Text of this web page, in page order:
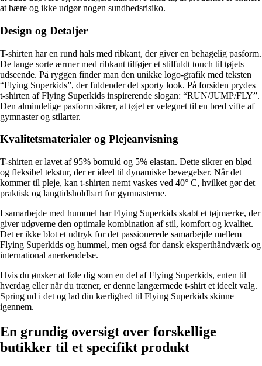
at bære og ikke udgør nogen sundhedsrisiko.
Design og Detaljer
T-shirten har en rund hals med ribkant, der giver en behagelig pasform.
De lange sorte ærmer med ribkant tilføjer et stilfuldt touch til tøjets
udseende. På ryggen finder man den unikke logo-grafik med teksten
“Flying Superkids”, der fuldender det sporty look. På forsiden prydes
t-shirten af Flying Superkids inspirerende slogan: “RUN/JUMP/FLY”.
Den almindelige pasform sikrer, at tøjet er velegnet til en bred vifte af
gymnaster og stilarter.
Kvalitetsmaterialer og Plejeanvisning
T-shirten er lavet af 95% bomuld og 5% elastan. Dette sikrer en blød
og fleksibel tekstur, der er ideel til dynamiske bevægelser. Når det
kommer til pleje, kan t-shirten nemt vaskes ved 40° C, hvilket gør det
praktisk og langtidsholdbart for gymnasterne.
I samarbejde med hummel har Flying Superkids skabt et tøjmærke, der
giver udøverne den optimale kombination af stil, komfort og kvalitet.
Det er ikke blot et udtryk for det passionerede samarbejde mellem
Flying Superkids og hummel, men også for dansk eksperthåndværk og
international anerkendelse.
Hvis du ønsker at føle dig som en del af Flying Superkids, enten til
hverdag eller når du træner, er denne langærmede t-shirt et ideelt valg.
Spring ud i det og lad din kærlighed til Flying Superkids skinne
igennem.
En grundig oversigt over forskellige
butikker til et specifikt produkt